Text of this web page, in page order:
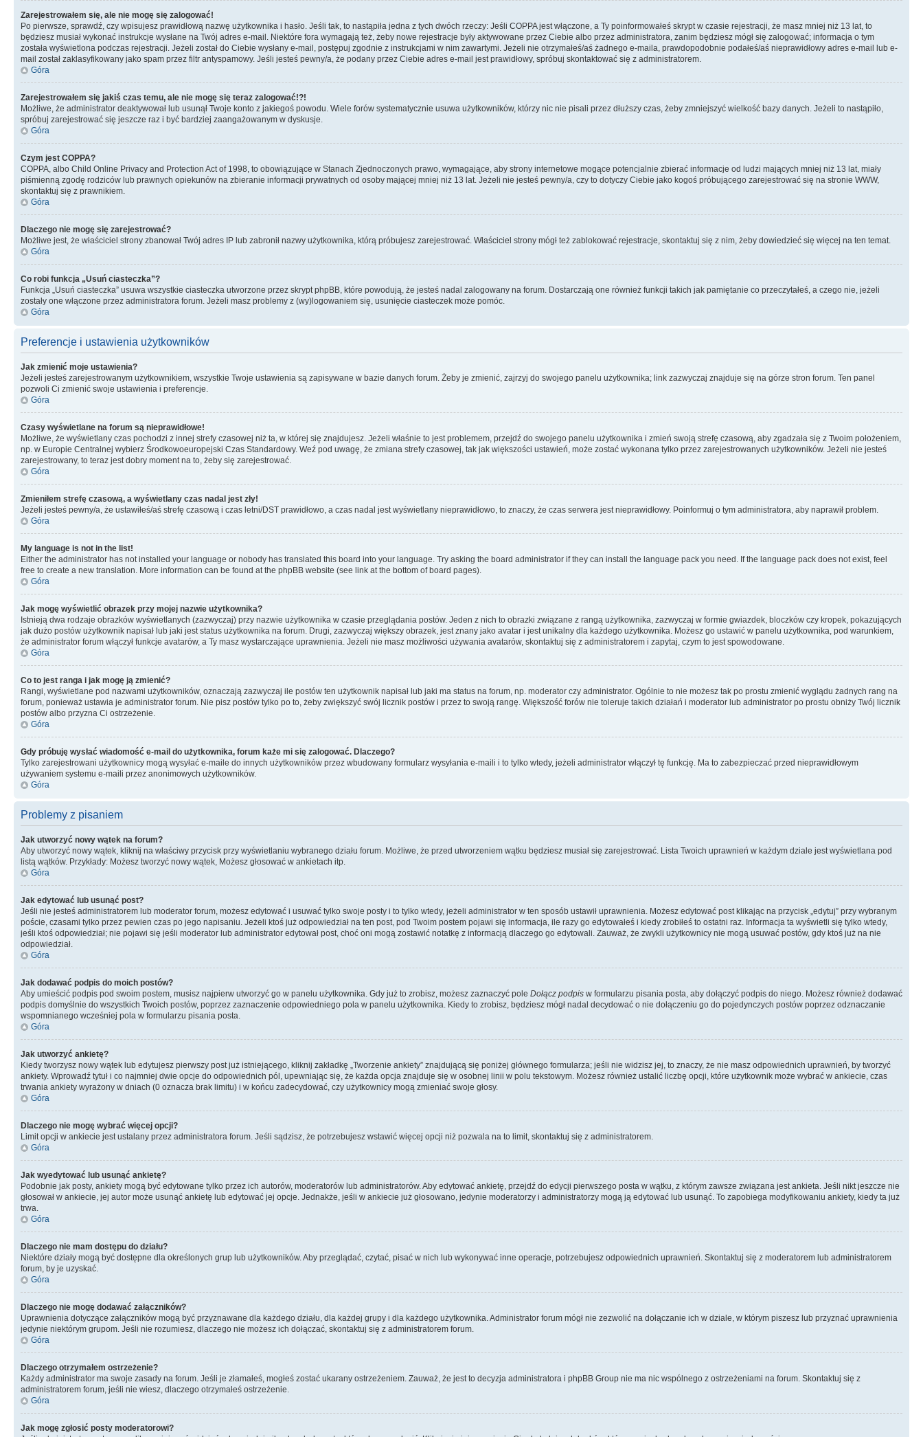
Zarejestrowałem się, ale nie mogę się zalogować!
Po pierwsze, sprawdź, czy wpisujesz prawidłową nazwę użytkownika i hasło. Jeśli tak, to nastąpiła jedna z tych dwóch rzeczy: Jeśli COPPA jest włączone, a Ty poinformowałeś skrypt w czasie rejestracji, że masz mniej niż 13 lat, to
będziesz musiał wykonać instrukcje wysłane na Twój adres e-mail. Niektóre fora wymagają też, żeby nowe rejestracje były aktywowane przez Ciebie albo przez administratora, zanim będziesz mógł się zalogować; informacja o tym
została wyświetlona podczas rejestracji. Jeżeli został do Ciebie wysłany e-mail, postępuj zgodnie z instrukcjami w nim zawartymi. Jeżeli nie otrzymałeś/aś żadnego e-maila, prawdopodobnie podałeś/aś nieprawidłowy adres e-mail lub e-
mail został zaklasyfikowany jako spam przez filtr antyspamowy. Jeśli jesteś pewny/a, że podany przez Ciebie adres e-mail jest prawidłowy, spróbuj skontaktować się z administratorem.
Góra
Zarejestrowałem się jakiś czas temu, ale nie mogę się teraz zalogować!?!
Możliwe, że administrator deaktywował lub usunął Twoje konto z jakiegoś powodu. Wiele forów systematycznie usuwa użytkowników, którzy nic nie pisali przez dłuższy czas, żeby zmniejszyć wielkość bazy danych. Jeżeli to nastąpiło,
spróbuj zarejestrować się jeszcze raz i być bardziej zaangażowanym w dyskusje.
Góra
Czym jest COPPA?
COPPA, albo Child Online Privacy and Protection Act of 1998, to obowiązujące w Stanach Zjednoczonych prawo, wymagające, aby strony internetowe mogące potencjalnie zbierać informacje od ludzi mających mniej niż 13 lat, miały
piśmienną zgodę rodziców lub prawnych opiekunów na zbieranie informacji prywatnych od osoby mającej mniej niż 13 lat. Jeżeli nie jesteś pewny/a, czy to dotyczy Ciebie jako kogoś próbującego zarejestrować się na stronie WWW,
skontaktuj się z prawnikiem.
Góra
Dlaczego nie mogę się zarejestrować?
Możliwe jest, że właściciel strony zbanował Twój adres IP lub zabronił nazwy użytkownika, którą próbujesz zarejestrować. Właściciel strony mógł też zablokować rejestracje, skontaktuj się z nim, żeby dowiedzieć się więcej na ten temat.
Góra
Co robi funkcja „Usuń ciasteczka”?
Funkcja „Usuń ciasteczka” usuwa wszystkie ciasteczka utworzone przez skrypt phpBB, które powodują, że jesteś nadal zalogowany na forum. Dostarczają one również funkcji takich jak pamiętanie co przeczytałeś, a czego nie, jeżeli
zostały one włączone przez administratora forum. Jeżeli masz problemy z (wy)logowaniem się, usunięcie ciasteczek może pomóc.
Góra
Preferencje i ustawienia użytkowników
Jak zmienić moje ustawienia?
Jeżeli jesteś zarejestrowanym użytkownikiem, wszystkie Twoje ustawienia są zapisywane w bazie danych forum. Żeby je zmienić, zajrzyj do swojego panelu użytkownika; link zazwyczaj znajduje się na górze stron forum. Ten panel
pozwoli Ci zmienić swoje ustawienia i preferencje.
Góra
Czasy wyświetlane na forum są nieprawidłowe!
Możliwe, że wyświetlany czas pochodzi z innej strefy czasowej niż ta, w której się znajdujesz. Jeżeli właśnie to jest problemem, przejdź do swojego panelu użytkownika i zmień swoją strefę czasową, aby zgadzała się z Twoim położeniem,
np. w Europie Centralnej wybierz Środkowoeuropejski Czas Standardowy. Weź pod uwagę, że zmiana strefy czasowej, tak jak większości ustawień, może zostać wykonana tylko przez zarejestrowanych użytkowników. Jeżeli nie jesteś
zarejestrowany, to teraz jest dobry moment na to, żeby się zarejestrować.
Góra
Zmieniłem strefę czasową, a wyświetlany czas nadal jest zły!
Jeżeli jesteś pewny/a, że ustawiłeś/aś strefę czasową i czas letni/DST prawidłowo, a czas nadal jest wyświetlany nieprawidłowo, to znaczy, że czas serwera jest nieprawidłowy. Poinformuj o tym administratora, aby naprawił problem.
Góra
My language is not in the list!
Either the administrator has not installed your language or nobody has translated this board into your language. Try asking the board administrator if they can install the language pack you need. If the language pack does not exist, feel
free to create a new translation. More information can be found at the phpBB website (see link at the bottom of board pages).
Góra
Jak mogę wyświetlić obrazek przy mojej nazwie użytkownika?
Istnieją dwa rodzaje obrazków wyświetlanych (zazwyczaj) przy nazwie użytkownika w czasie przeglądania postów. Jeden z nich to obrazki związane z rangą użytkownika, zazwyczaj w formie gwiazdek, bloczków czy kropek, pokazujących
jak dużo postów użytkownik napisał lub jaki jest status użytkownika na forum. Drugi, zazwyczaj większy obrazek, jest znany jako avatar i jest unikalny dla każdego użytkownika. Możesz go ustawić w panelu użytkownika, pod warunkiem,
że administrator forum włączył funkcje avatarów, a Ty masz wystarczające uprawnienia. Jeżeli nie masz możliwości używania avatarów, skontaktuj się z administratorem i zapytaj, czym to jest spowodowane.
Góra
Co to jest ranga i jak mogę ją zmienić?
Rangi, wyświetlane pod nazwami użytkowników, oznaczają zazwyczaj ile postów ten użytkownik napisał lub jaki ma status na forum, np. moderator czy administrator. Ogólnie to nie możesz tak po prostu zmienić wyglądu żadnych rang na
forum, ponieważ ustawia je administrator forum. Nie pisz postów tylko po to, żeby zwiększyć swój licznik postów i przez to swoją rangę. Większość forów nie toleruje takich działań i moderator lub administrator po prostu obniży Twój licznik
postów albo przyzna Ci ostrzeżenie.
Góra
Gdy próbuję wysłać wiadomość e-mail do użytkownika, forum każe mi się zalogować. Dlaczego?
Tylko zarejestrowani użytkownicy mogą wysyłać e-maile do innych użytkowników przez wbudowany formularz wysyłania e-maili i to tylko wtedy, jeżeli administrator włączył tę funkcję. Ma to zabezpieczać przed nieprawidłowym
używaniem systemu e-maili przez anonimowych użytkowników.
Góra
Problemy z pisaniem
Jak utworzyć nowy wątek na forum?
Aby utworzyć nowy wątek, kliknij na właściwy przycisk przy wyświetlaniu wybranego działu forum. Możliwe, że przed utworzeniem wątku będziesz musiał się zarejestrować. Lista Twoich uprawnień w każdym dziale jest wyświetlana pod
listą wątków. Przykłady: Możesz tworzyć nowy wątek, Możesz głosować w ankietach itp.
Góra
Jak edytować lub usunąć post?
Jeśli nie jesteś administratorem lub moderator forum, możesz edytować i usuwać tylko swoje posty i to tylko wtedy, jeżeli administrator w ten sposób ustawił uprawnienia. Możesz edytować post klikając na przycisk „edytuj” przy wybranym
poście, czasami tylko przez pewien czas po jego napisaniu. Jeżeli ktoś już odpowiedział na ten post, pod Twoim postem pojawi się informacja, ile razy go edytowałeś i kiedy zrobiłeś to ostatni raz. Informacja ta wyświetli się tylko wtedy,
jeśli ktoś odpowiedział; nie pojawi się jeśli moderator lub administrator edytował post, choć oni mogą zostawić notatkę z informacją dlaczego go edytowali. Zauważ, że zwykli użytkownicy nie mogą usuwać postów, gdy ktoś już na nie
odpowiedział.
Góra
Jak dodawać podpis do moich postów?
Aby umieścić podpis pod swoim postem, musisz najpierw utworzyć go w panelu użytkownika. Gdy już to zrobisz, możesz zaznaczyć pole Dołącz podpis w formularzu pisania posta, aby dołączyć podpis do niego. Możesz również dodawać
podpis domyślnie do wszystkich Twoich postów, poprzez zaznaczenie odpowiedniego pola w panelu użytkownika. Kiedy to zrobisz, będziesz mógł nadal decydować o nie dołączeniu go do pojedynczych postów poprzez odznaczanie
wspomnianego wcześniej pola w formularzu pisania posta.
Góra
Jak utworzyć ankietę?
Kiedy tworzysz nowy wątek lub edytujesz pierwszy post już istniejącego, kliknij zakładkę „Tworzenie ankiety” znajdującą się poniżej głównego formularza; jeśli nie widzisz jej, to znaczy, że nie masz odpowiednich uprawnień, by tworzyć
ankiety. Wprowadź tytuł i co najmniej dwie opcje do odpowiednich pól, upewniając się, że każda opcja znajduje się w osobnej linii w polu tekstowym. Możesz również ustalić liczbę opcji, które użytkownik może wybrać w ankiecie, czas
trwania ankiety wyrażony w dniach (0 oznacza brak limitu) i w końcu zadecydować, czy użytkownicy mogą zmieniać swoje głosy.
Góra
Dlaczego nie mogę wybrać więcej opcji?
Limit opcji w ankiecie jest ustalany przez administratora forum. Jeśli sądzisz, że potrzebujesz wstawić więcej opcji niż pozwala na to limit, skontaktuj się z administratorem.
Góra
Jak wyedytować lub usunąć ankietę?
Podobnie jak posty, ankiety mogą być edytowane tylko przez ich autorów, moderatorów lub administratorów. Aby edytować ankietę, przejdź do edycji pierwszego posta w wątku, z którym zawsze związana jest ankieta. Jeśli nikt jeszcze nie
głosował w ankiecie, jej autor może usunąć ankietę lub edytować jej opcje. Jednakże, jeśli w ankiecie już głosowano, jedynie moderatorzy i administratorzy mogą ją edytować lub usunąć. To zapobiega modyfikowaniu ankiety, kiedy ta już
trwa.
Góra
Dlaczego nie mam dostępu do działu?
Niektóre działy mogą być dostępne dla określonych grup lub użytkowników. Aby przeglądać, czytać, pisać w nich lub wykonywać inne operacje, potrzebujesz odpowiednich uprawnień. Skontaktuj się z moderatorem lub administratorem
forum, by je uzyskać.
Góra
Dlaczego nie mogę dodawać załączników?
Uprawnienia dotyczące załączników mogą być przyznawane dla każdego działu, dla każdej grupy i dla każdego użytkownika. Administrator forum mógł nie zezwolić na dołączanie ich w dziale, w którym piszesz lub przyznać uprawnienia
jedynie niektórym grupom. Jeśli nie rozumiesz, dlaczego nie możesz ich dołączać, skontaktuj się z administratorem forum.
Góra
Dlaczego otrzymałem ostrzeżenie?
Każdy administrator ma swoje zasady na forum. Jeśli je złamałeś, mogłeś zostać ukarany ostrzeżeniem. Zauważ, że jest to decyzja administratora i phpBB Group nie ma nic wspólnego z ostrzeżeniami na forum. Skontaktuj się z
administratorem forum, jeśli nie wiesz, dlaczego otrzymałeś ostrzeżenie.
Góra
Jak mogę zgłosić posty moderatorowi?